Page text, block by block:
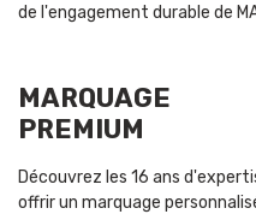
de l'engagement durable de
MARQUAGE
PREMIUM
Découvrez les 16 ans
offrir un marquage